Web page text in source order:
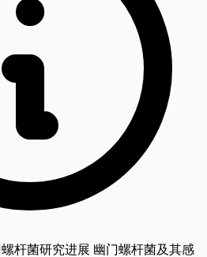
杆菌研究进展 幽门螺杆菌及其感